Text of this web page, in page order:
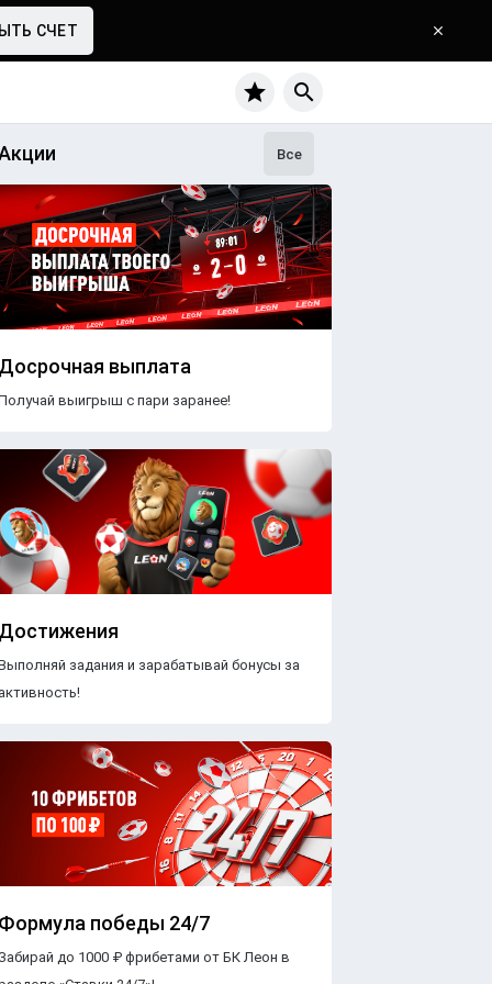
СЧЕТ
Все
Досрочная выплата
выигрыш с пари заранее!
Достижения
задания и зарабатывай бонусы за
активность!
Формула победы 24/7
Забирай до 1000 ₽ фрибетами от БК Леон в